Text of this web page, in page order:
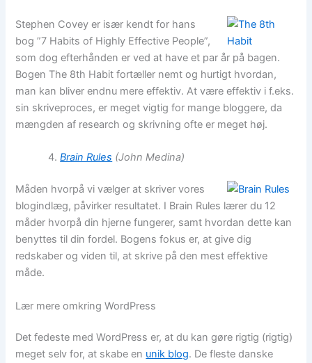
Stephen Covey er især kendt for hans
bog ”7 Habits of Highly Effective People”,
som dog efterhånden er ved at have et par år på bagen.
Bogen The 8th Habit fortæller nemt og hurtigt hvordan,
man kan bliver endnu mere effektiv. At være effektiv i f.eks.
sin skriveproces, er meget vigtig for mange bloggere, da
mængden af research og skrivning ofte er meget høj.
Brain Rules (John Medina)
Måden hvorpå vi vælger at skriver vores
blogindlæg, påvirker resultatet. I Brain Rules lærer du 12
måder hvorpå din hjerne fungerer, samt hvordan dette kan
benyttes til din fordel. Bogens fokus er, at give dig
redskaber og viden til, at skrive på den mest effektive
måde.
Lær mere omkring WordPress
Det fedeste med WordPress er, at du kan gøre rigtig (rigtig)
meget selv for, at skabe en unik blog. De fleste danske